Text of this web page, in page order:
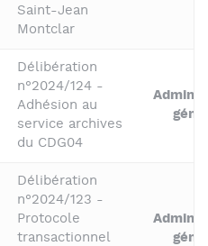
Saint-Jean
Montclar
Délibération
n°2024/124 -
Adhésion au
service archives
du CDG04
Délibération
n°2024/123 -
Protocole
transactionnel